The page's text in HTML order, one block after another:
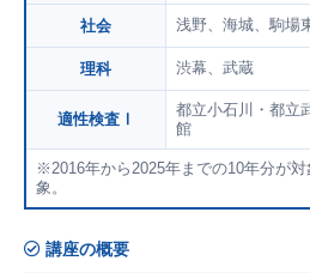
社会 浅野、海城、駒場
理科 渋幕、武蔵
適性検査Ⅰ
都立小石川・都立
館
※2016年から2025年までの10年分が
象。
講座の概要